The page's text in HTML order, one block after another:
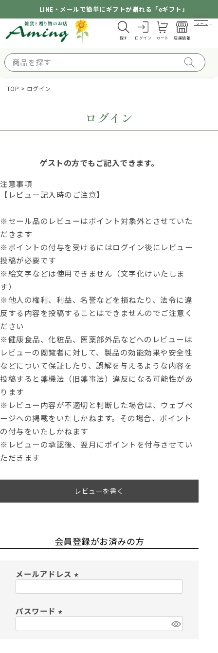
LINE・メールで簡単にギフトが贈れる「eギフト」
探す ログイン カート 店舗情報
メニュー
TOP ログイン
ログイン
ゲストの方でもご記入できます。
注意事項
【レビュー記入時のご注意】
※セール品のレビューはポイント対象外とさせていた
だきます
※ポイントの付与を受けるにはログイン後にレビュー
投稿が必要です
※絵文字などは使用できません（文字化けいたしま
す）
※他人の権利、利益、名誉などを損ねたり、法令に違
反する内容を投稿することはできませんのでご注意く
ださい
※健康食品、化粧品、医薬部外品などへのレビューは
レビューの閲覧者に対して、製品の効能効果や安全性
などについて保証したり、誤解を与えるような内容を
投稿すると薬機法（旧薬事法）違反になる可能性があ
ります
※レビュー内容が不適切と判断した場合は、ウェブペ
ージへの掲載をいたしかねます。その場合、ポイント
の付与をいたしかねます
※レビューの承認後、翌月にポイントを付与させてい
ただきます
レビューを書く
会員登録がお済みの方
メールアドレス
パスワード